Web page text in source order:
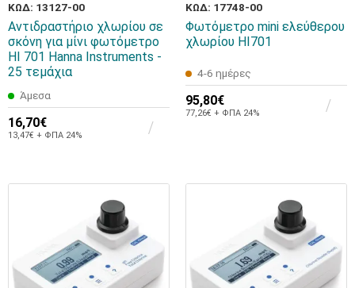
ΚΩΔ: 13127-00
Αντιδραστήριο χλωρίου σε
σκόνη για μίνι φωτόμετρο
HI 701 Hanna Instruments -
25 τεμάχια
Άμεσα
16,70€
13,47€ + ΦΠΑ 24%
ΚΩΔ: 17748-00
Φωτόμετρο mini ελεύθερου
χλωρίου HI701
4-6 ημέρες
95,80€
77,26€ + ΦΠΑ 24%